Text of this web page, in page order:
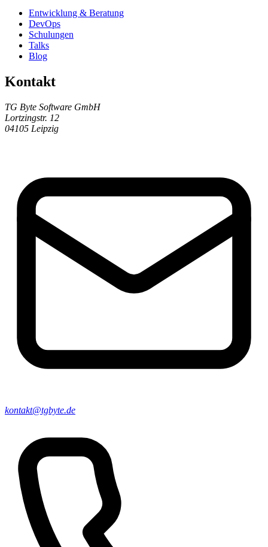
Entwicklung & Beratung
DevOps
Schulungen
Talks
Blog
Kontakt
TG Byte Software GmbH
Lortzingstr. 12
04105 Leipzig
kontakt@tgbyte.de